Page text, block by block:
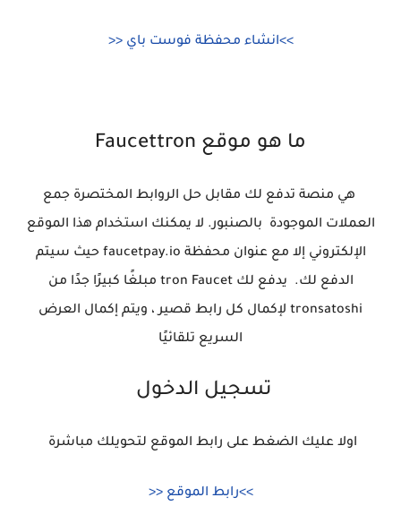
>>انشاء محفظة فوست باي <<
ما هو موقع Faucettron
هي منصة تدفع لك مقابل حل الروابط المختصرة جمع
العملات الموجودة بالصنبور. لا يمكنك استخدام هذا الموقع
الإلكتروني إلا مع عنوان محفظة faucetpay.io حيث سيتم
الدفع لك. يدفع لك tron ​​Faucet مبلغًا كبيرًا جدًا من
tronsatoshi لإكمال كل رابط قصير ، ويتم إكمال العرض
السريع تلقائيًا
تسجيل الدخول
اولا عليك الضغط على رابط الموقع لتحويلك مباشرة
>>رابط الموقع <<